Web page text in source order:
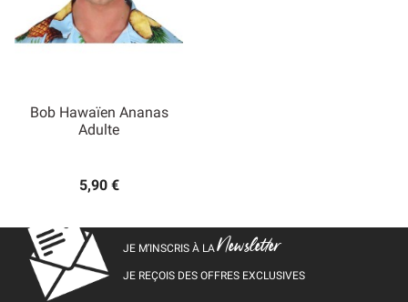
Bob Hawaïen Ananas
Adulte
5,90 €
JE M’INSCRIS À LANewsletter
JE REÇOIS DES OFFRES EXCLUSIVES